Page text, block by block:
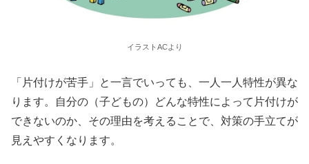
イラストACより
「片付けが苦手」と一言でいっても、一人一人特性が異な
ります。自分の（子どもの）どんな特性によって片付けが
できないのか、その理由を考えることで、対策の手立てが
見えやすくなります。